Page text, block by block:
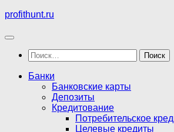
Перейти
содержимому
profithunt.ru
Найти:
Банки
Банковские карты
Депозиты
Кредитование
Потребительское
Целевые кредиты